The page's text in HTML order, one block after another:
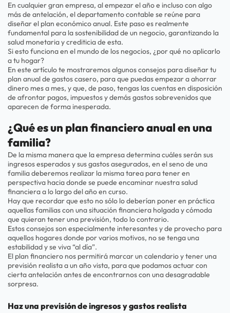
En cualquier gran empresa, al empezar el año e incluso con algo
más de antelación, el departamento contable se reúne para
diseñar el plan económico anual. Este paso es realmente
fundamental para la sostenibilidad de un negocio, garantizando la
salud monetaria y crediticia de esta.
Si esto funciona en el mundo de los negocios, ¿por qué no aplicarlo
a tu hogar?
En este artículo te mostraremos algunos consejos para diseñar tu
plan anual de gastos casero, para que puedas empezar a ahorrar
dinero mes a mes, y que, de paso, tengas las cuentas en disposición
de afrontar pagos, impuestos y demás gastos sobrevenidos que
aparecen de forma inesperada.
¿Qué es un plan financiero anual en una
familia?
De la misma manera que la empresa determina cuáles serán sus
ingresos esperados y sus gastos asegurados, en el seno de una
familia deberemos realizar la misma tarea para tener en
perspectiva hacia donde se puede encaminar nuestra salud
financiera a lo largo del año en curso.
Hay que recordar que esto no sólo lo deberían poner en práctica
aquellas familias con una situación financiera holgada y cómoda
que quieran tener una previsión, todo lo contrario.
Estos consejos son especialmente interesantes y de provecho para
aquellos hogares donde por varios motivos, no se tenga una
estabilidad y se viva “al día”.
El plan financiero nos permitirá marcar un calendario y tener una
previsión realista a un año vista, para que podamos actuar con
cierta antelación antes de encontrarnos con una desagradable
sorpresa.
Haz una previsión de ingresos y gastos realista